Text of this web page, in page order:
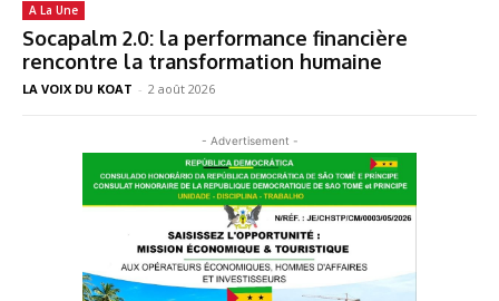
A La Une
Socapalm 2.0: la performance financière
rencontre la transformation humaine
LA VOIX DU KOAT - 2 août 2026
- Advertisement -